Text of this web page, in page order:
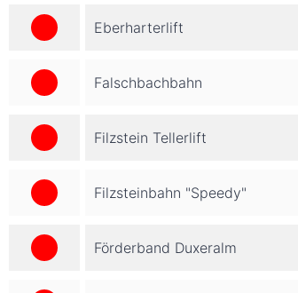
Eberharterlift
Falschbachbahn
Filzstein Tellerlift
Filzsteinbahn "Speedy"
Förderband Duxeralm